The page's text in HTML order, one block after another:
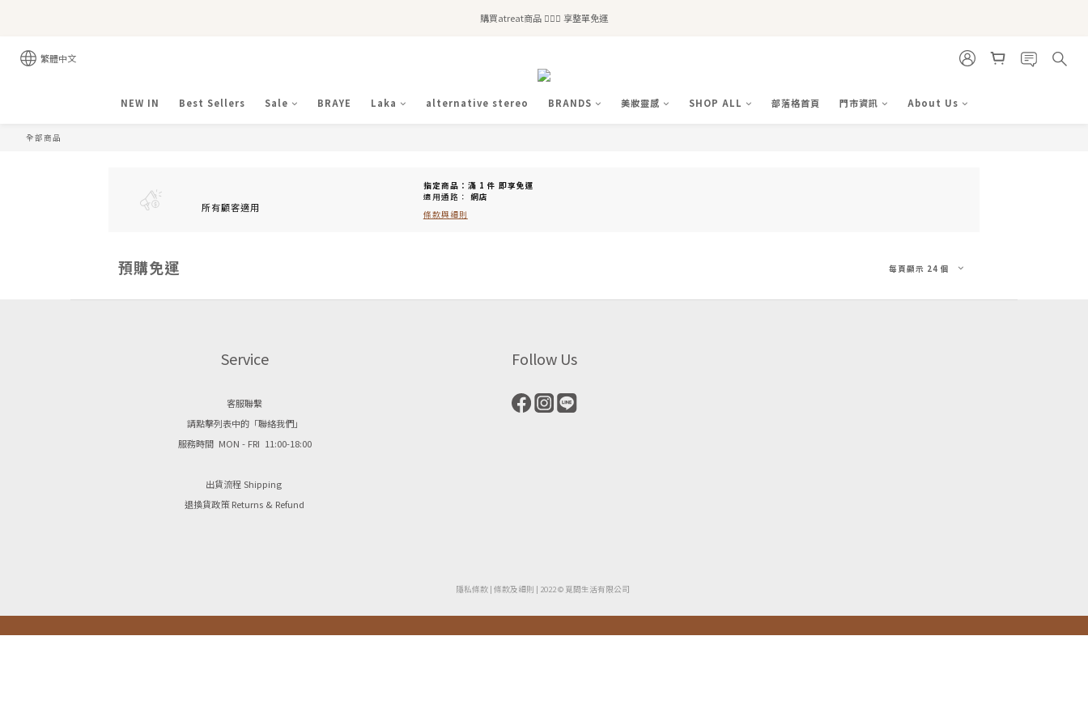
全站滿$2,500免運｜6/30前 含新品滿$1,300超取免運
購買atreat商品 💆🏻‍♀️ 享整單免運
繁體中文
NEW IN Best Sellers Sale BRAYE Laka alternative stereo BRANDS 美妝靈感 SHOP ALL 部落格首頁 門市資訊 About Us
全部商品
所有顧客適用
指定商品：滿 1 件 即享免運
適用通路： 網店
條款與細則
預購免運 每頁顯示 24 個
Service
客服聯繫
請點擊列表中的「聯絡我們」
服務時間 MON - FRI 11:00-18:00
出貨流程 Shipping
退換貨政策 Returns & Refund
Follow Us
隱私條款| ​ 條款及細則 | 2022 © 覓間生活有限公司